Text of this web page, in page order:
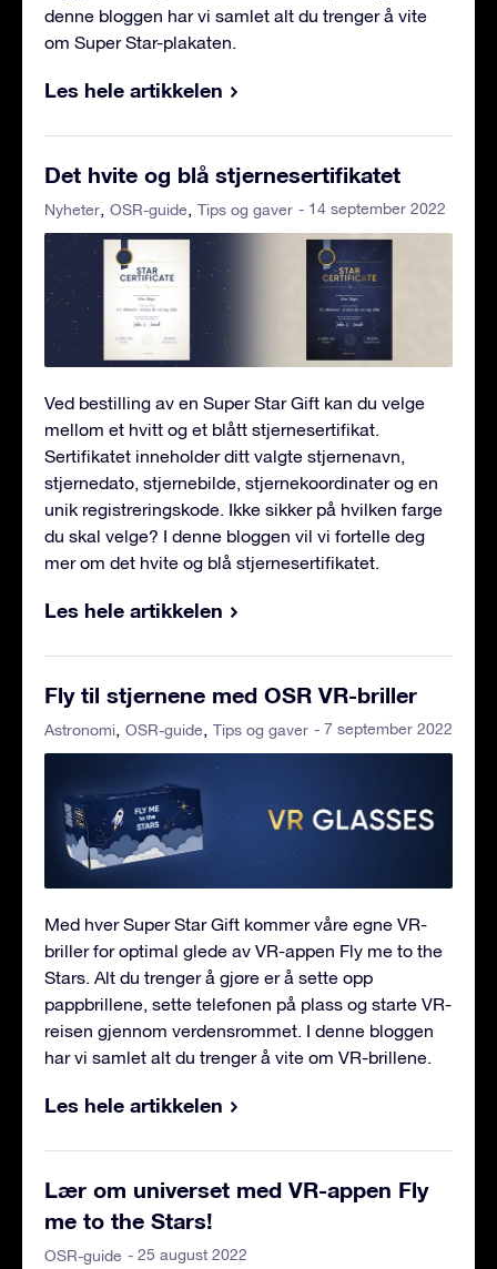
denne bloggen har vi samlet alt du trenger å vite
om Super Star-plakaten.
Les hele artikkelen
Det hvite og blå stjernesertifikatet
Nyheter OSR-guide Tips og gaver - 14 september 2022
Ved bestilling av en Super Star Gift kan du velge
mellom et hvitt og et blått stjernesertifikat.
Sertifikatet inneholder ditt valgte stjernenavn,
stjernedato, stjernebilde, stjernekoordinater og en
unik registreringskode. Ikke sikker på hvilken farge
du skal velge? I denne bloggen vil vi fortelle deg
mer om det hvite og blå stjernesertifikatet.
Les hele artikkelen
Fly til stjernene med OSR VR-briller
Astronomi OSR-guide Tips og gaver - 7 september 2022
Med hver Super Star Gift kommer våre egne VR-
briller for optimal glede av VR-appen Fly me to the
Stars. Alt du trenger å gjøre er å sette opp
pappbrillene, sette telefonen på plass og starte VR-
reisen gjennom verdensrommet. I denne bloggen
har vi samlet alt du trenger å vite om VR-brillene.
Les hele artikkelen
Lær om universet med VR-appen Fly
me to the Stars!
OSR-guide - 25 august 2022